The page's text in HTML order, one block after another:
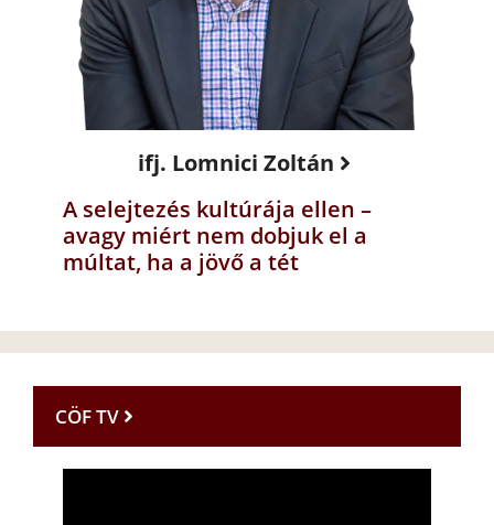
ifj. Lomnici Zoltán
A selejtezés kultúrája ellen –
avagy miért nem dobjuk el a
múltat, ha a jövő a tét
CÖF TV